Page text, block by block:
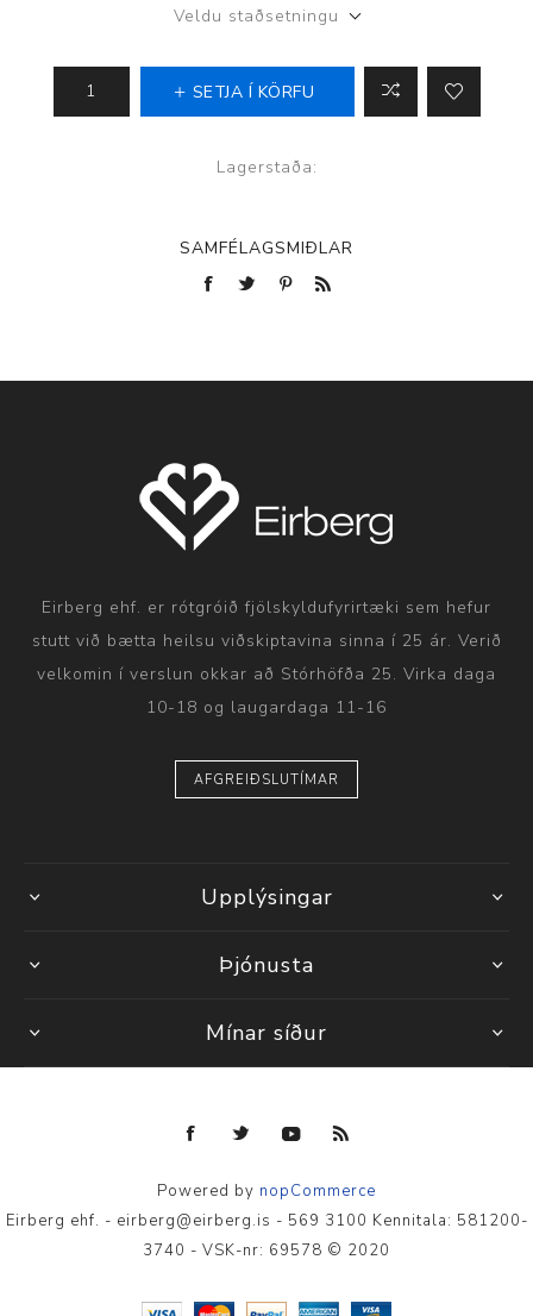
Veldu staðsetningu
SETJA Í KÖRFU
Lagerstaða:
SAMFÉLAGSMIÐLAR
Eirberg ehf. er rótgróið fjölskyldufyrirtæki sem hefur
stutt við bætta heilsu viðskiptavina sinna í 25 ár. Verið
velkomin í verslun okkar að Stórhöfða 25. Virka daga
10-18 og laugardaga 11-16
AFGREIÐSLUTÍMAR
Upplýsingar
Þjónusta
Mínar síður
Powered by nopCommerce
Eirberg ehf. - eirberg@eirberg.is - 569 3100 Kennitala: 581200-
3740 - VSK-nr: 69578 © 2020